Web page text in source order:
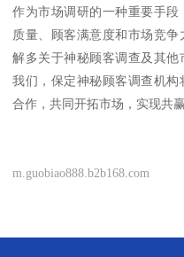
作为市场调研的一种重要手
质量、顾客满意度和市场竞
解多关于神秘顾客调查及其
我们，保定神秘顾客调查机
合作，共同开拓市场，实现共赢
m.guobiao888.b2b168.com